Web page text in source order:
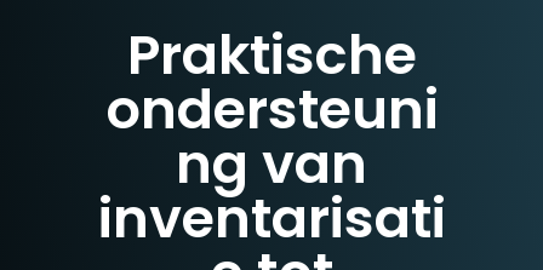
Praktische
ondersteuni
ng van
inventarisati